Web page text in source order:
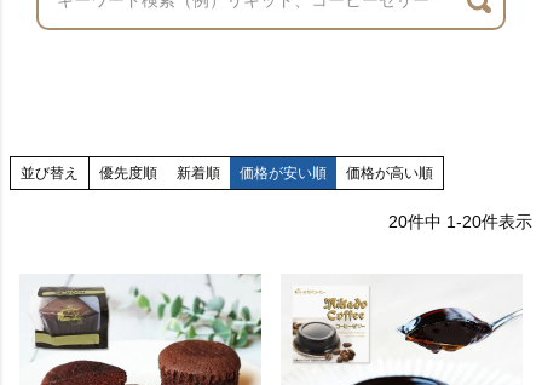
並び替え 優先度順 新着順 価格が安い順 価格が高い順
20件中 1-20件表示